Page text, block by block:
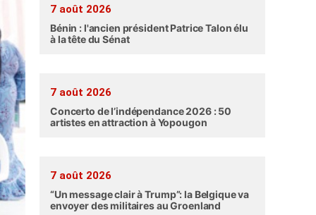
7 août 2026
Bénin : l'ancien président Patrice Talon élu
à la tête du Sénat
7 août 2026
Concerto de l’indépendance 2026 : 50
artistes en attraction à Yopougon
7 août 2026
“Un message clair à Trump”: la Belgique va
envoyer des militaires au Groenland